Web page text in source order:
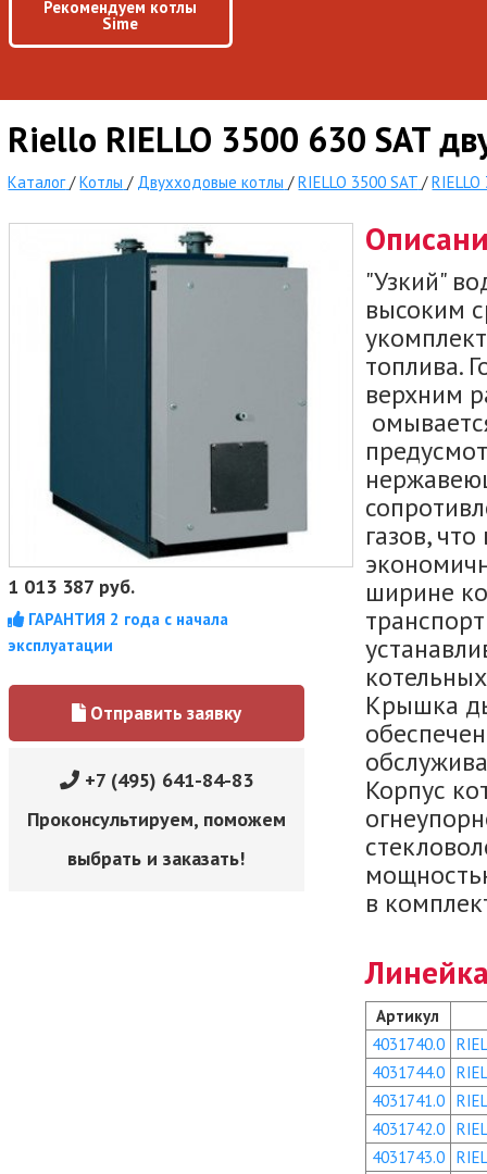
Рекомендуем котлы
Sime
Riello RIELLO 3500 630 SAT
Каталог /Котлы / Двухходовые котлы /RIELLO 3500 SAT /
1 013 387 руб.
ГАРАНТИЯ 2 года с начала
эксплуатации
Отправить заявку
+7 (495) 641-84-83
Проконсультируем, поможем
выбрать и заказать!
"Узкий"
высоким
топлива.
верхним
газов,
ширине
Крышка
Корпус
в
Артикул
4031740.0
4031744.0
4031741.0
4031742.0
4031743.0